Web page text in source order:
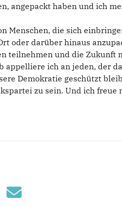
angepackt haben und ich
Menschen, die sich
oder darüber hinaus
teilnehmen und die Zukunft
appelliere ich an jeden, der
Demokratie geschützt
zu sein. Und ich freue